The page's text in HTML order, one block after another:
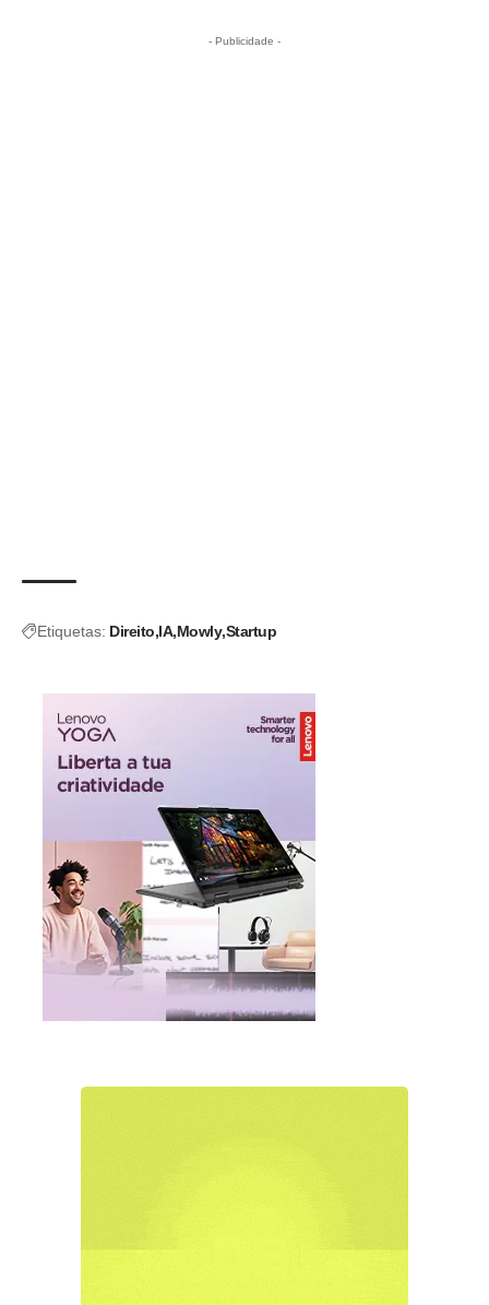
- Publicidade -
Etiquetas: Direito IA Mowly Startup